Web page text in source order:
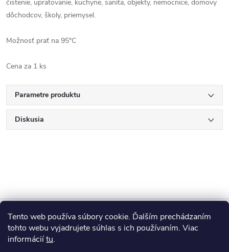
Tento web používa súbory cookie. Ďalším prechádzaním
tohto webu vyjadrujete súhlas s ich používaním. Viac
informáciítu.
čistenie, upratovanie, kuchyne, sanita, objekty, nemocnice, domovy
dôchodcov, školy, priemysel.
Možnosť prať na 95°C
Cena za 1 ks
Parametre produktu
Diskusia
Z
áBlog